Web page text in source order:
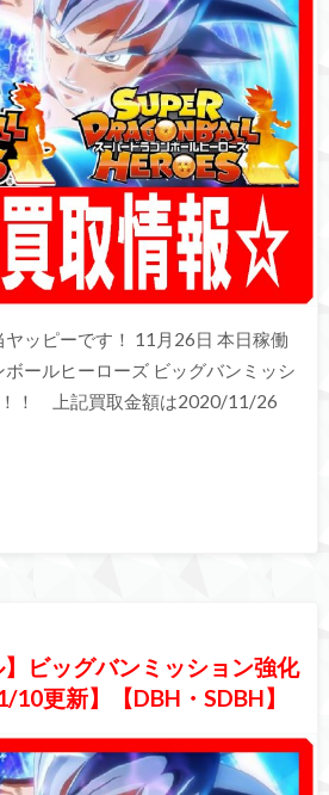
ッピーです！ 11月26日 本日稼働
ールヒーローズ ビッグバンミッシ
！！ 上記買取金額は2020/11/26
】ビッグバンミッション強化
10更新】【DBH・SDBH】